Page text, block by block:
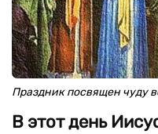
Праздник посвящен чуду
В этот день